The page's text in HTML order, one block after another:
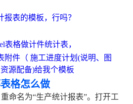
表的模板，行吗？
表格做计件统计表，
附件（ 施工进度计划(说明、图
源配备)给我个模板
格怎么做
命名为“生产统计报表”。打开工